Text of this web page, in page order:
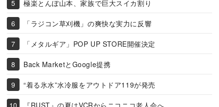
極楽とんぼ山本、家族で巨大スイカ割り
「ラジコン草刈機」の爽快な実力に反響
「メタルギア」POP UP STORE開催決定
Back MarketとGoogle提携
“着る氷水”水冷服をアウトドア119が発売
『RUST』の夏はVCRからニコニコ老人会へ